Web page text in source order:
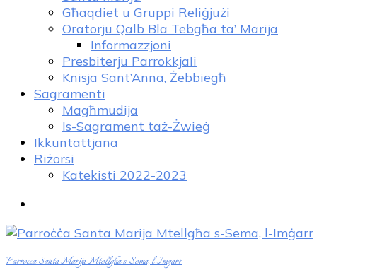
Għaqdiet u Gruppi Reliġjużi
Oratorju Qalb Bla Tebgħa ta’ Marija
Informazzjoni
Presbiterju Parrokkjali
Knisja Sant’Anna, Żebbiegħ
Sagramenti
Magħmudija
Is-Sagrament taż-Żwieġ
Ikkuntattjana
Riżorsi
Katekisti 2022-2023
Parroċċa Santa Marija Mtellgħa s-Sema, l-Imġarr